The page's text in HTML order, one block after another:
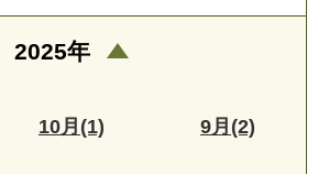
2025年
10月(1) 9月(2)